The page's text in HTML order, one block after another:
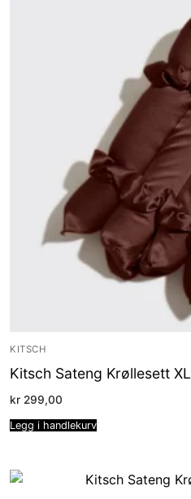
KITSCH
Kitsch Sateng Krøllesett XL
kr 299,00
Legg i handlekurv